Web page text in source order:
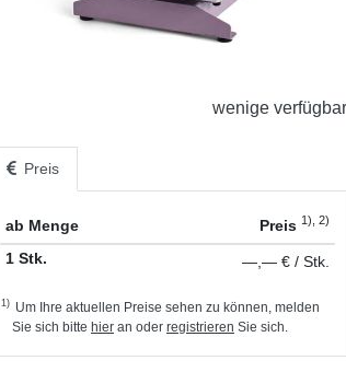
wenige verfügbar
Preis
ab Menge Preis1), 2)
1 Stk. —,— € / Stk.
1) Um Ihre aktuellen Preise sehen zu können, melden
Sie sich bitte hier an oder registrieren Sie sich.